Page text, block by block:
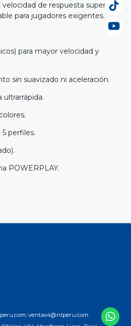
de respuesta superior,
para jugadores exigentes.
para mayor velocidad y
sin suavizado ni aceleración.
perfiles.
POWERPLAY.
ventas4@ntperu.com